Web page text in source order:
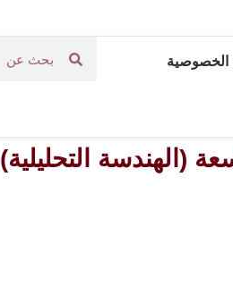
الخصوصية
(الهندسة التحليلية)